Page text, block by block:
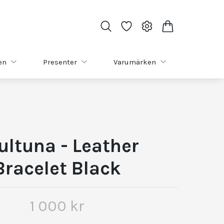
Presenter Varumärken
- Leather
Black
1 000 kr